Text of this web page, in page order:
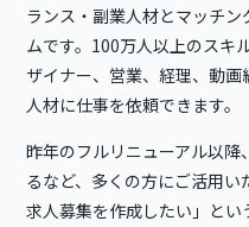
ランス・副業人材とマッチ
ムです。100万人以上のスキ
ザイナー、営業、経理、動
人材に仕事を依頼できます。
昨年のフルリニューアル以
るなど、多くの方にご活用
求人募集を作成したい」と